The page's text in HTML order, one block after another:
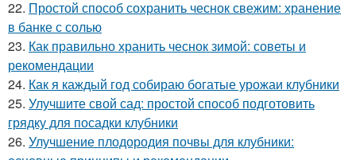
22. Простой способ сохранить чеснок свежим: хранение
в банке с солью
23. Как правильно хранить чеснок зимой: советы и
рекомендации
24. Как я каждый год собираю богатые урожаи клубники
25. Улучшите свой сад: простой способ подготовить
грядку для посадки клубники
26. Улучшение плодородия почвы для клубники: